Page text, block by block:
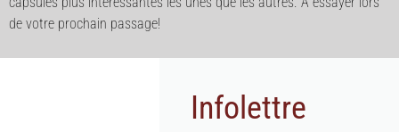
de votre prochain passage!
Infolettre